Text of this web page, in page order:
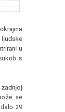
u
s
se
29